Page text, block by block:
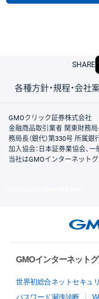
SHARE
各種方針・規程・会社
取引規程・約款
サイトマップ
その他のご案内
個人情報保護方針
最良執行方針
サイトのご利用に
ディスクレイマー
信託保全
リスク説明
会社案内
GMOクリック証券株式会社
金融商品取引業者 関東財務局
務局長（銀代）第330号 所属
加入協会：日本証券業協会、
当社はGMOインターネットグ
GMOインターネット
世界初総合ネットセキュ
パスワード漏洩診断